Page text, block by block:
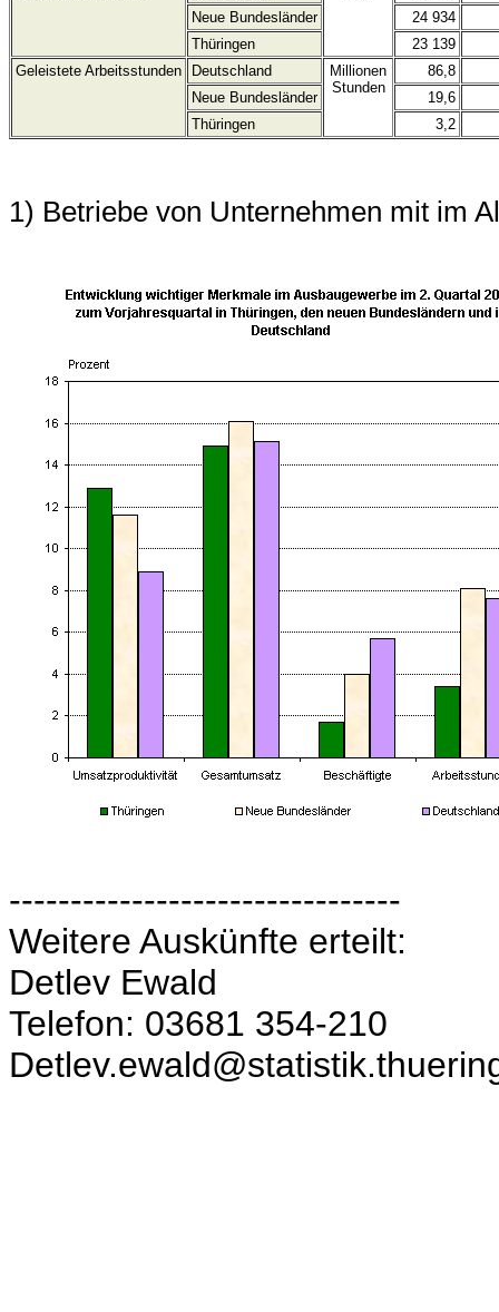
Neue Bundesländer
24 934
Thüringen
23 139
Geleistete Arbeitsstunden
Deutschland
Millionen
Stunden
86,8
Neue Bundesländer
19,6
Thüringen
3,2
1) Betriebe von Unternehmen mit im
--------------------------------
Weitere Auskünfte erteilt:
Detlev Ewald
Telefon: 03681 354-210